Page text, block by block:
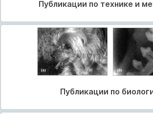
Публикации по технике и
Публикации по